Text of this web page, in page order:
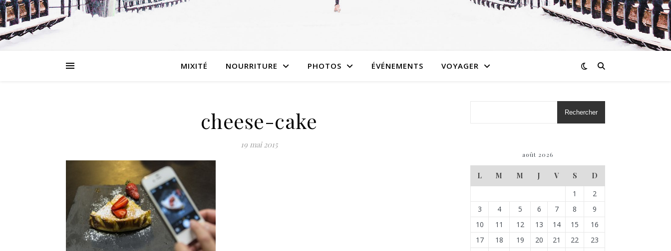
MIXITÉ NOURRITURE PHOTOS ÉVÉNEMENTS VOYAGER
cheese-cake
19 mai 2015
Rechercher
août 2026
L M M J V S
D
1
2
3
4 5 6 7 8
9
10
11 12 13 14 15
16
17
18 19 20 21 22
23